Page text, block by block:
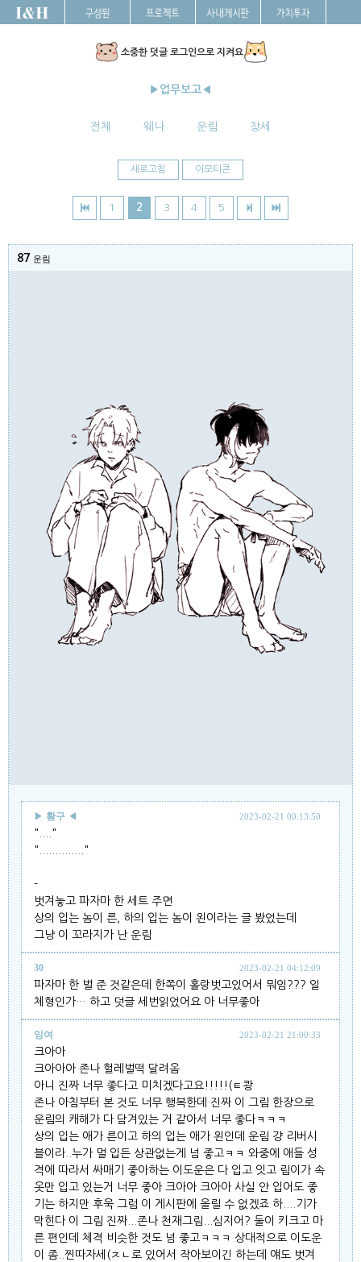
소중한 덧글 로그인으로 지켜요
▶업무보고◀
전체 웨나 운림 창세
새로고침 이모티콘
1 2 3 4 5
87 운림
▶ 황구 ◀ 2023-02-21 00:13:50
"...."
".............."
-
벗겨놓고 파자마 한 세트 주면
상의 입는 놈이 른, 하의 입는 놈이 왼이라는 글 봤었는데
그냥 이 꼬라지가 난 운림
30 2023-02-21 04:12:09
파자마 한 벌 준 것같은데 한쪽이 홀랑벗고있어서 뭐임??? 일
체형인가… 하고 덧글 세번읽었어요 아 너무좋아
잉여 2023-02-21 21:00:33
크아아
크아아아 존나 헐레벌떡 달려옴
아니 진짜 너무 좋다고 미치겠다고요!!!!!(ㅌ쾅
존나 아침부터 본 것도 너무 행복한데 진짜 이 그림 한장으로
운림의 캐해가 다 담겨있는 거 같아서 너무 좋다ㅋㅋㅋ
상의 입는 애가 른이고 하의 입는 애가 왼인데 운림 걍 리버시
블이라..누가 멀 입든 상관없는게 넘 좋고ㅋㅋ 와중에 애들 성
격에 따라서 싸매기 좋아하는 이도운은 다 입고 잇고 림이가 속
옷만 입고 있는거 너무 좋아 크아아 크아아 사실 안 입어도 좋
기는 하지만 후욱 그럼 이 게시판에 올릴 수 없겠죠 하....기가
막힌다 이 그림 진짜...존나 천재그림...심지어? 둘이 키크고 마
른 편인데 체격 비슷한 것도 넘 좋고ㅋㅋㅋ 상대적으로 이도운
이 좀..찐따자세(ㅈㄴ로 있어서 작아보이긴 하는데 얘도 벗겨